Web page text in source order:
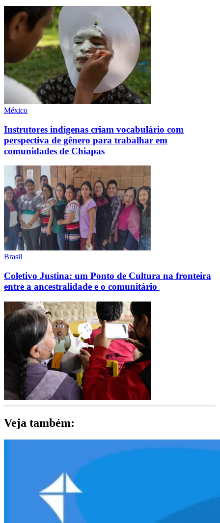
México
Instrutores indígenas criam vocabulário com
perspectiva de gênero para trabalhar em
comunidades de Chiapas
Brasil
Coletivo Justina: um Ponto de Cultura na fronteira
entre a ancestralidade e o comunitário
Veja também: